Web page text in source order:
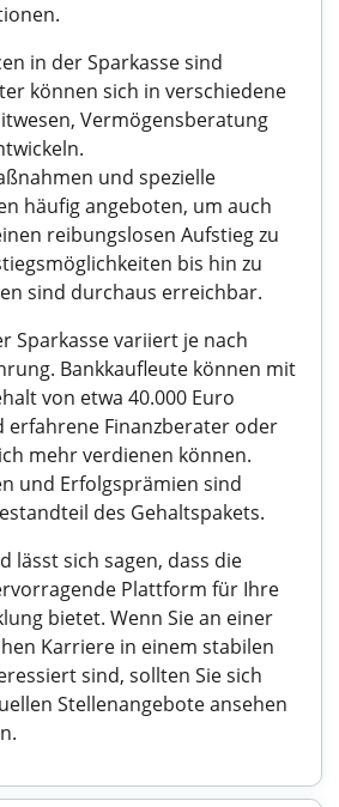
in der Sparkasse sind
können sich in verschiedene
Vermögensberatung
und spezielle
häufig angeboten, um auch
reibungslosen Aufstieg zu
bis hin zu
sind durchaus erreichbar.
Sparkasse variiert je nach
Bankkaufleute können mit
von etwa 40.000 Euro
erfahrene Finanzberater oder
mehr verdienen können.
und Erfolgsprämien sind
des Gehaltspakets.
lässt sich sagen, dass die
Plattform für Ihre
bietet. Wenn Sie an einer
Karriere in einem stabilen
sind, sollten Sie sich
Stellenangebote ansehen